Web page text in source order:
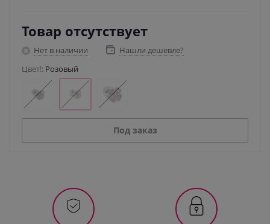
Товар отсутствует
Нет в наличии
Нашли дешевле?
Цвет!: Розовый
Под заказ